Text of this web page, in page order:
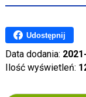
Udostępnij
Data dodania:
Ilość wyświetleń: